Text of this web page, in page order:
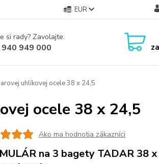
EUR
si rady? Zavolajte.
949 000 za
uhlíkovej ocele 38 x 24,5
ocele 38 x 24,5
Ako ma hodnotia zákazníci
na 3 bagety TADAR 38